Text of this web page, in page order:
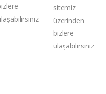
sitemiz
üzerinden
bizlere
ulaşabilirsiniz